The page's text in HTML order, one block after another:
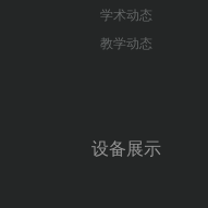
学术动态
教学动态
设备展示